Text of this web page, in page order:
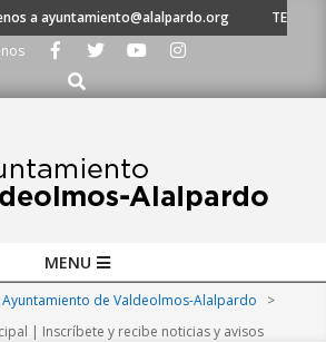
a ayuntamiento@alalpardo.org
TE
Buscar
MENU
Ayuntamiento de Valdeolmos-Alalpardo
>
| Inscríbete y recibe noticias y avisos